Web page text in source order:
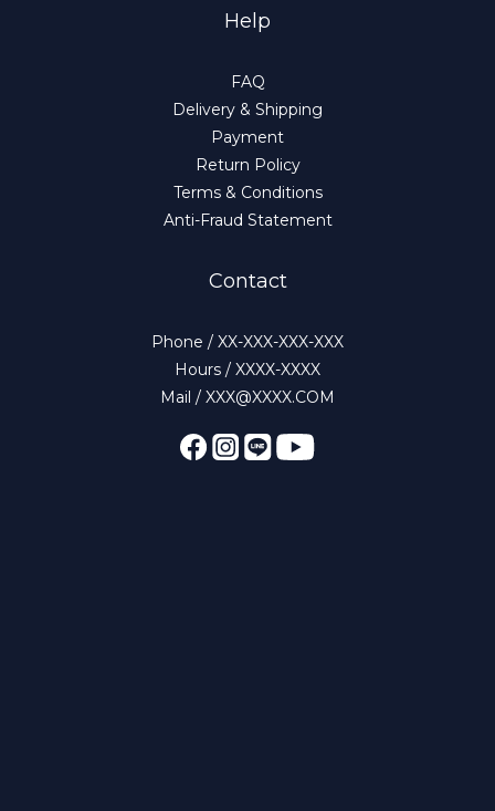
Help
FAQ
Delivery & Shipping
Payment
Return Policy
Terms & Conditions
Anti-Fraud Statement
Contact
Phone / XX-XXX-XXX-XXX
Hours / XXXX-XXXX
Mail / XXX@XXXX.COM